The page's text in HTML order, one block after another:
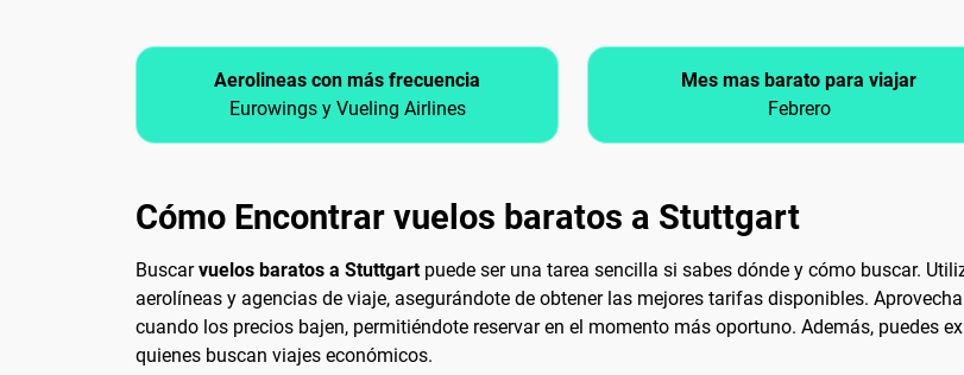
Aerolineas con más frecuencia
Eurowings y Vueling Airlines
Mes mas barato para viajar
Febrero
Cómo Encontrar vuelos baratos a Stuttgart
Buscarvuelos baratos a Stuttgartpuede ser una tarea sencilla si sabes dónde y cómo buscar.
aerolíneas y agencias de viaje, asegurándote de obtener las mejores tarifas disponibles.
cuando los precios bajen, permitiéndote reservar en el momento más oportuno. Además, puedes
quienes buscan viajes económicos.